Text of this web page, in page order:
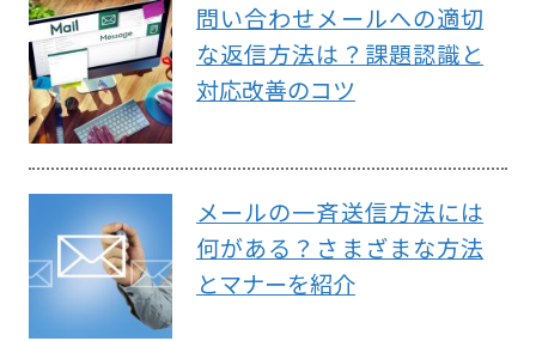
問い合わせメールへの適切
な返信方法は？課題認識と
対応改善のコツ
メールの一斉送信方法には
何がある？さまざまな方法
とマナーを紹介